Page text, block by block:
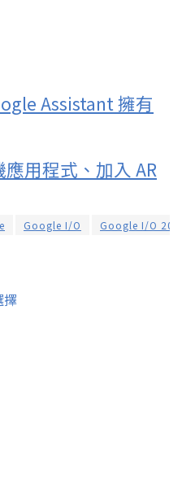
Assistant 擁有
用程式、加入 AR
Google I/O Google I/O
擇